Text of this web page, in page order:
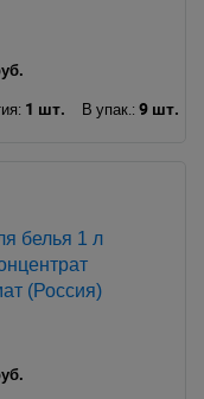
1 шт. В упак.: 9 шт.
белья 1 л
(Россия)